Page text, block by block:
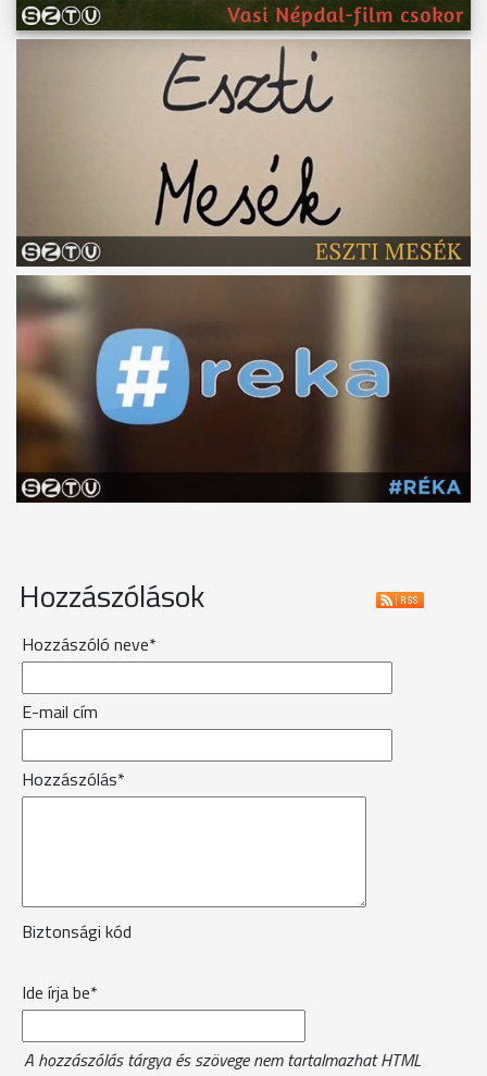
Hozzászólások
Hozzászóló neve*
E-mail cím
Hozzászólás*
Biztonsági kód
Ide írja be*
A hozzászólás tárgya és szövege nem tartalmazhat HTML